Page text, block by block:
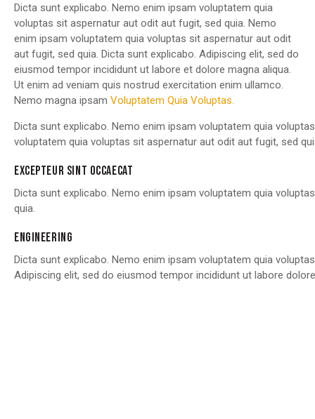
Dicta sunt explicabo. Nemo enim ipsam voluptatem quia
voluptas sit aspernatur aut odit aut fugit, sed quia. Nemo
enim ipsam voluptatem quia voluptas sit aspernatur aut odit
aut fugit, sed quia. Dicta sunt explicabo. Adipiscing elit, sed do
eiusmod tempor incididunt ut labore et dolore magna aliqua.
Ut enim ad veniam quis nostrud exercitation enim ullamco.
Nemo magna ipsam Voluptatem Quia Voluptas.
Dicta sunt explicabo. Nemo enim ipsam voluptatem quia
voluptatem quia voluptas sit aspernatur aut odit aut fugit, sed
EXCEPTEUR SINT OCCAECAT
Dicta sunt explicabo. Nemo enim ipsam voluptatem quia
quia.
ENGINEERING
Dicta sunt explicabo. Nemo enim ipsam voluptatem quia
Adipiscing elit, sed do eiusmod tempor incididunt ut labore